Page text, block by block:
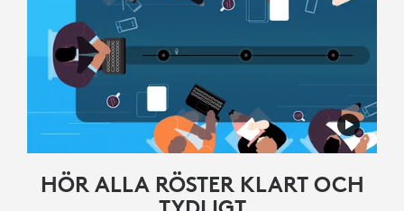
HÖR ALLA RÖSTER KLART OCH